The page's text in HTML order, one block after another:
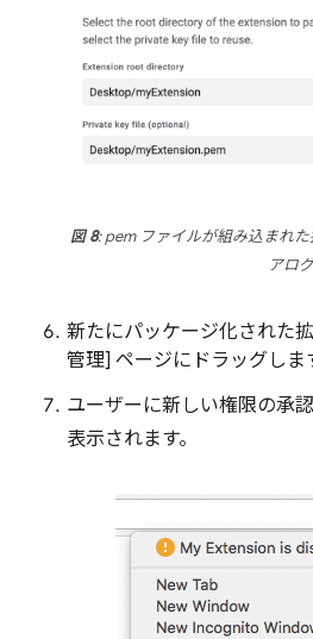
図 8: pem ファイルが組み込まれ
アログ
新たにパッケージ化された
管理] ページにドラッグしま
ユーザーに新しい権限の承
表示されます。